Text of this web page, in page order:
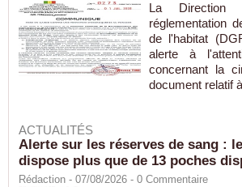
La Direction
réglementation
de l'habitat
alerte à
concernant la
document relatif
ACTUALITÉS
Alerte sur les réserves de sang :
dispose plus que de 13 poches
Rédaction - 07/08/2026 - 0 Commentaire